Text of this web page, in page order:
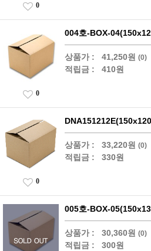
0
004호-BOX-
상품가 : 41,250원 (0)
적립금 : 410원
0
상품가 : 33,220원 (0)
적립금 : 330원
0
005호-BOX-
상품가 : 30,360원 (0)
적립금 : 300원